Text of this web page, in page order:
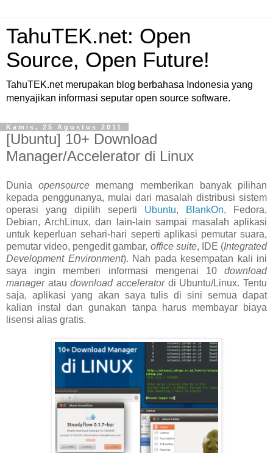
TahuTEK.net: Open
Source, Open Future!
TahuTEK.net merupakan blog berbahasa Indonesia yang
menyajikan informasi seputar open source software.
Kamis, 25 Agustus 2011
[Ubuntu] 10+ Download
Manager/Accelerator di Linux
Duniaopensource memang memberikan banyak pilihan
kepada penggunanya, mulai dari masalah distribusi sistem
operasi yang dipilih seperti Ubuntu, BlankOn, Fedora,
Debian, ArchLinux, dan lain-lain sampai masalah aplikasi
untuk keperluan sehari-hari seperti aplikasi pemutar suara,
pemutar video, pengedit gambar, office suite, IDE (Integrated
Development Environment). Nah pada kesempatan kali ini
saya ingin memberi informasi mengenai 10 download
managerataudownload acceleratordi Ubuntu/Linux. Tentu
saja, aplikasi yang akan saya tulis di sini semua dapat
kalian instal dan gunakan tanpa harus membayar biaya
lisensi alias gratis.